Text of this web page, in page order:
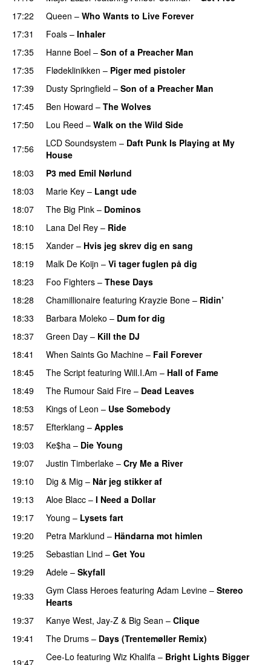
17:22
Queen – Who Wants to Live Forever
17:31
Foals – Inhaler
17:35
Hanne Boel – Son of a Preacher Man
17:35 Flødeklinikken – Piger med pistoler
17:39
Dusty Springfield – Son of a Preacher Man
17:45
Ben Howard – The Wolves
17:50
Lou Reed – Walk on the Wild Side
17:56
LCD Soundsystem – Daft Punk Is Playing at My
House
18:03
P3 med Emil Nørlund
18:03
Marie Key – Langt ude
18:07
The Big Pink – Dominos
18:10
Lana Del Rey – Ride
18:15
Xander – Hvis jeg skrev dig en sang
18:19
Malk De Koijn – Vi tager fuglen på dig
18:23
Foo Fighters – These Days
18:28
Chamillionaire featuring Krayzie Bone – Ridin’
18:33
Barbara Moleko – Dum for dig
18:37
Green Day – Kill the DJ
18:41
When Saints Go Machine – Fail Forever
18:45
The Script featuring Will.I.Am – Hall of Fame
18:49
The Rumour Said Fire – Dead Leaves
18:53 Kings of Leon – Use Somebody
18:57
Efterklang – Apples
19:03
Ke$ha – Die Young
19:07
Justin Timberlake – Cry Me a River
19:10 Dig & Mig – Når jeg stikker af
19:13
Aloe Blacc – I Need a Dollar
19:17
Young – Lysets fart
19:20
Petra Marklund – Händarna mot himlen
19:25
Sebastian Lind – Get You
19:29
Adele – Skyfall
19:33
Gym Class Heroes featuring Adam Levine – Stereo
Hearts
19:37
Kanye West, Jay-Z & Big Sean – Clique
19:41
The Drums – Days (Trentemøller Remix)
19:47
Cee-Lo featuring Wiz Khalifa – Bright Lights Bigger